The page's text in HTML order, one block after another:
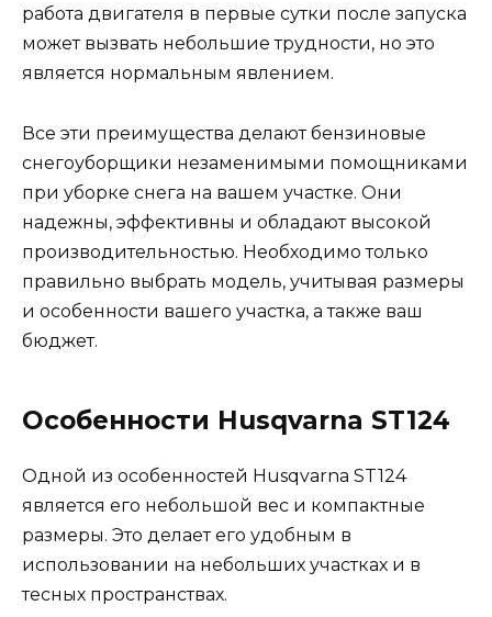
работа двигателя в первые сутки после запуска
может вызвать небольшие трудности, но это
является нормальным явлением.
Все эти преимущества делают бензиновые
снегоуборщики незаменимыми помощниками
при уборке снега на вашем участке. Они
надежны, эффективны и обладают высокой
производительностью. Необходимо только
правильно выбрать модель, учитывая размеры
и особенности вашего участка, а также ваш
бюджет.
Особенности Husqvarna ST124
Одной из особенностей Husqvarna ST124
является его небольшой вес и компактные
размеры. Это делает его удобным в
использовании на небольших участках и в
тесных пространствах.